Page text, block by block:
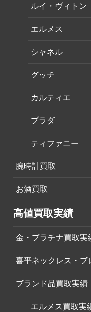
ルイ・ヴィトン
エルメス
シャネル
グッチ
カルティエ
プラダ
ティファニー
腕時計買取
お酒買取
高値買取実績
金・プラチナ買取実
喜平ネックレス・ブ
ブランド品買取実績
エルメス買取実